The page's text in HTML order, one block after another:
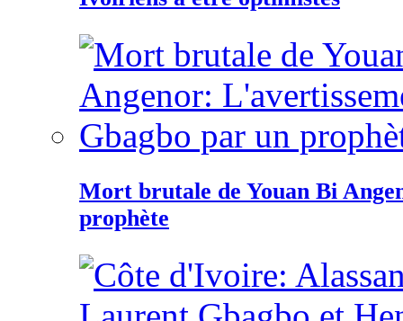
Mort brutale de Youan Bi
prophète